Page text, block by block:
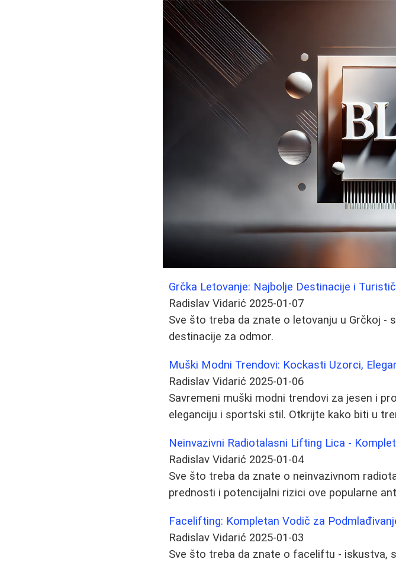
Grčka Letovanje: Najbolje Destinacije i
Radislav Vidarić 2025-01-07
Sve što treba da znate o letovanju u Grčkoj -
destinacije za odmor.
Muški Modni Trendovi: Kockasti Uzorci,
Radislav Vidarić 2025-01-06
Savremeni muški modni trendovi za jesen i
eleganciju i sportski stil. Otkrijte kako biti u
Neinvazivni Radiotalasni Lifting Lica -
Radislav Vidarić 2025-01-04
Sve što treba da znate o neinvazivnom
prednosti i potencijalni rizici ove popularne
Facelifting: Kompletan Vodič za
Radislav Vidarić 2025-01-03
Sve što treba da znate o faceliftu - iskustva,